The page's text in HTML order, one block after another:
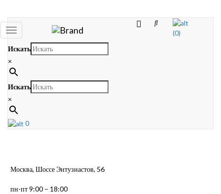
Toggle
navigation
(0)
Искать
×
Искать
×
0
Москва, Шоссе Энтузиастов, 56
пн-пт 9:00 – 18:00